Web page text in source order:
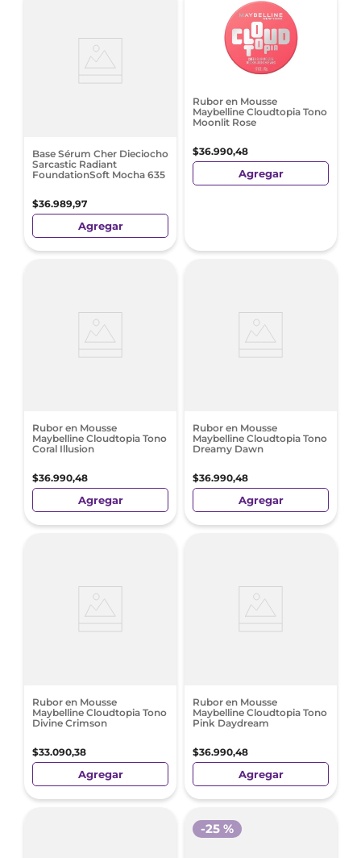
Base Sérum Cher Dieciocho
Sarcastic Radiant
FoundationSoft Mocha 635
$36.989,97
Agregar
Rubor en Mousse
Maybelline Cloudtopia Tono
Moonlit Rose
$36.990,48
Agregar
Rubor en Mousse
Maybelline Cloudtopia Tono
Coral Illusion
$36.990,48
Agregar
Rubor en Mousse
Maybelline Cloudtopia Tono
Dreamy Dawn
$36.990,48
Agregar
Rubor en Mousse
Maybelline Cloudtopia Tono
Divine Crimson
$33.090,38
Agregar
Rubor en Mousse
Maybelline Cloudtopia Tono
Pink Daydream
$36.990,48
Agregar
-25 %